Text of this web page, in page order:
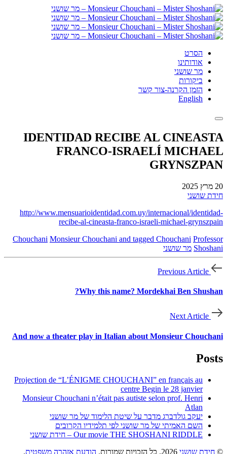
הסרט
אודותינו
מר שושני
ביקורות
הזמן הקרנה-צור קשר
English
IDENTIDAD RECIBE AL CINEASTA
FRANCO-ISRAELÍ MICHAEL
GRYNSZPAN
20 מרץ 2025
חידת שושני
http://www.mensuarioidentidad.com.uy/internacional/identidad-
recibe-al-cineasta-franco-israeli-michael-grynszpain
Chouchani Monsieur Chouchani and tagged Chouchani Professor
Shoshani מר שושני
Previous Article
Why this name? Mordekhai Ben Shushan?
Next Article
And now a theater play in Italian about Monsieur Chouchani
Posts
Projection de “L’ÉNIGME CHOUCHANI” en français au
centre Begin le 28 janvier
Monsieur Chouchani n’était pas autiste selon prof. Henri
Atlan
יעקב גולדברג מדבר על שיטת הלימוד של מר שושני
השם האמיתי של מר שושני לפי תלמידיו הקרובים
Our movie THE SHOSHANI RIDDLE – חידת שושני
© חידת שושני הודעת אזהרה משפטית.